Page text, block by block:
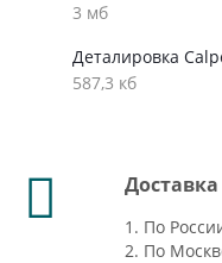
3 мб
Деталировка
587,3 кб
Доставка
1. По
2. По